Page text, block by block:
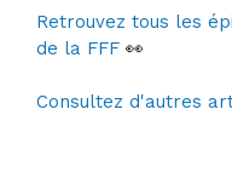
Retrouvez tous les
de la FFF 👀
Consultez d'autres